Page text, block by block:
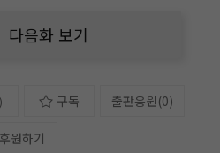
다음화 보기
구독 출판응원(0)
후원하기